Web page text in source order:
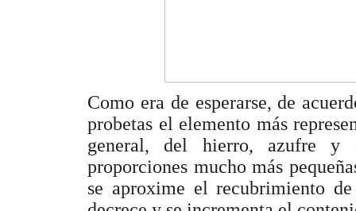
Como era de esperarse, de
probetas el elemento más
general, del hierro, azufre y
proporciones mucho más
se aproxime el recubrimiento